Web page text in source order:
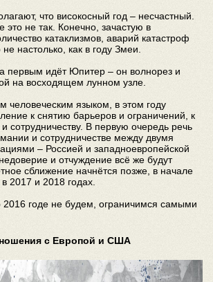
что високосный год – несчастный.
это не так. Конечно, зачастую в
катаклизмов, аварий катастроф
настолько, как в году Змеи.
первым идёт Юпитер – он волнорез и
на восходящем лунном узле.
человеческим языком, в этом году
к снятию барьеров и ограничений, к
сотрудничеству. В первую очередь речь
и сотрудничестве между двумя
– Россией и западноевропейской
и отчуждение всё же будут
сближение начнётся позже, в начале
2017 и 2018 годах.
2016 годе не будем, ограничимся самыми
с Европой и США